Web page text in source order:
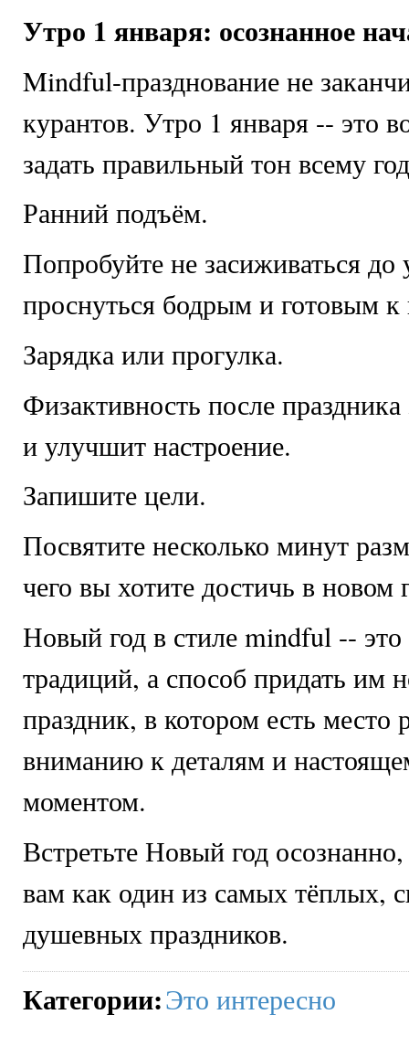
Утро 1 января: осознанное
Mindful-празднование не
курантов. Утро 1 января -- это
задать правильный тон всему
Ранний подъём.
Попробуйте не засиживаться до
проснуться бодрым и готовым
Зарядка или прогулка.
Физактивность после праздника
и улучшит настроение.
Запишите цели.
Посвятите несколько минут
чего вы хотите достичь в новом
Новый год в стиле mindful -- это
традиций, а способ придать им
праздник, в котором есть место
вниманию к деталям и
моментом.
Встретьте Новый год
вам как один из самых тёплых,
душевных праздников.
Категории:Это интересно